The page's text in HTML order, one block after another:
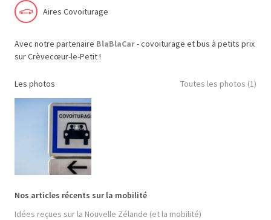
Aires Covoiturage
Avec notre partenaire BlaBlaCar- covoiturage et bus à petits prix
sur Crèvecœur-le-Petit !
Les photos Toutes les photos (1)
Nos articles récents sur la mobilité
Idées reçues sur la Nouvelle Zélande (et la mobilité)